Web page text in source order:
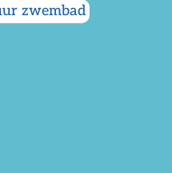
zwembad